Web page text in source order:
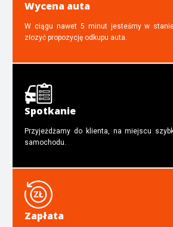
Wycena auta
W ciągu nawet 5 minut jesteśmy w
złozyć propozycję odkupu auta.
Spotkanie
Przyjeżdżamy do klienta, na miejscu
samochodu.
Zapłata